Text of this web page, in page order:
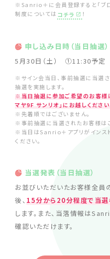
※Sanrio＋に会員登録すると「ブロ
制度については コチラ ！
申し込み日時（当日抽選）
5月30日（土） ①11:30予
※サイン会当日、事前抽選に当選
抽選を実施します。
※当日抽選に参加ご希望のお客様
マヤ9F サンリオ」にお越しください
※先着順ではございません。
※事前抽選に当選されたお客様は
※当日はSanrio＋アプリがインス
ください。
当選発表（当日抽選）
お並びいただいたお客様全員
後、 15分から20分程度で当選
します。また、当落情報は
確認いただけます。